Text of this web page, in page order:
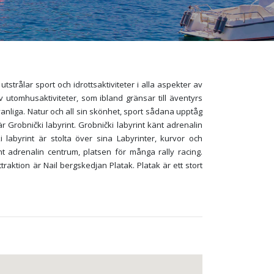
sport och idrottsaktiviteter i alla aspekter av
som ibland gränsar till äventyrs
Natur och all sin skönhet, sport sådana upptåg
Grobnički labyrint. Grobnički labyrint känt adrenalin
labyrint är stolta över sina Labyrinter, kurvor och
adrenalin centrum, platsen för många rally racing.
är Nail bergskedjan Platak. Platak är ett stort